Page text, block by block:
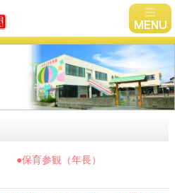
育参観（年長）